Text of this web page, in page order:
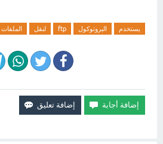
يستخدم البروتوكول ftp لنقل الملفات